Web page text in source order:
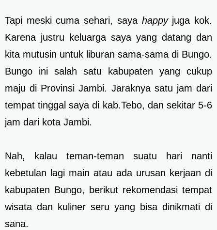
Tapi meski cuma sehari, saya happy juga kok.
Karena justru keluarga saya yang datang dan
kita mutusin untuk liburan sama-sama di Bungo.
Bungo ini salah satu kabupaten yang cukup
maju di Provinsi Jambi. Jaraknya satu jam dari
tempat tinggal saya di kab.Tebo, dan sekitar 5-6
jam dari kota Jambi.
Nah, kalau teman-teman suatu hari nanti
kebetulan lagi main atau ada urusan kerjaan di
kabupaten Bungo, berikut rekomendasi tempat
wisata dan kuliner seru yang bisa dinikmati di
sana.